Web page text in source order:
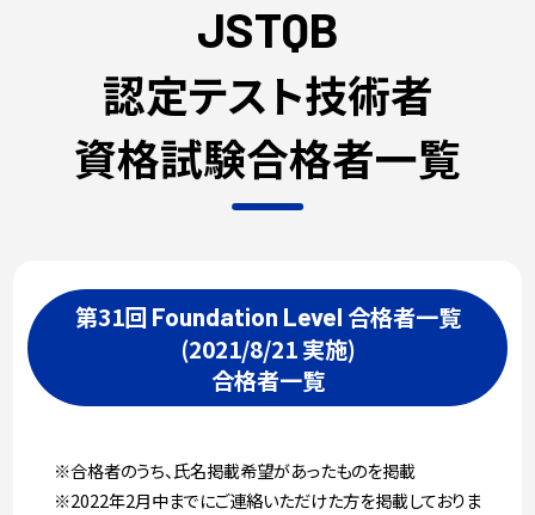
JSTQB
認定テスト技術者
資格試験合格者一覧
第31回 Foundation Level 合格者一覧
(2021/8/21 実施)
合格者一覧
※合格者のうち、氏名掲載希望があったものを掲載
※2022年2月中までにご連絡いただけた方を掲載しておりま